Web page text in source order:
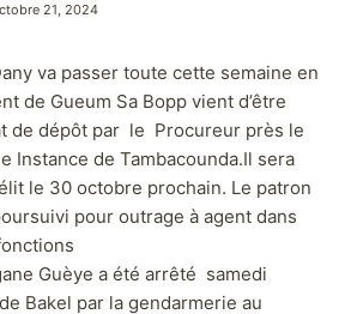
21, 2024
va passer toute cette semaine en
de Gueum Sa Bopp vient d’être
de dépôt par le Procureur près le
Instance de Tambacounda.Il sera
le 30 octobre prochain. Le patron
pour outrage à agent dans
Guèye a été arrêté samedi
Bakel par la gendarmerie au